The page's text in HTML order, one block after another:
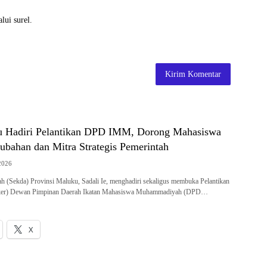
surel.
Hadiri Pelantikan DPD IMM, Dorong Mahasiswa
dan Mitra Strategis Pemerintah
(Sekda) Provinsi Maluku, Sadali Ie, menghadiri sekaligus membuka Pelantikan
Dewan Pimpinan Daerah Ikatan Mahasiswa Muhammadiyah (DPD…
X